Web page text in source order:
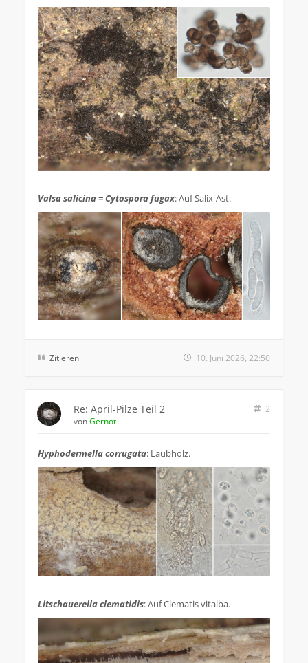
Valsa salicina = Cytospora fugax: Auf Salix-Ast.
Zitieren 10. Juni 2026, 22:50
Re: April-Pilze Teil 2
2
vonGernot
Hyphodermella corrugata: Laubholz.
Litschauerella clematidis: Auf Clematis vitalba.